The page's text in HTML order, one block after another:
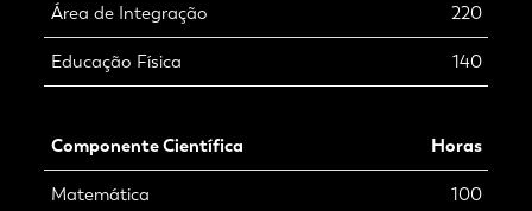
Área de Integração 220
Educação Física 140
Componente Científica Horas
Matemática 100